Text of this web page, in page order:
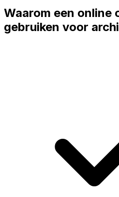
Waarom een online
gebruiken voor